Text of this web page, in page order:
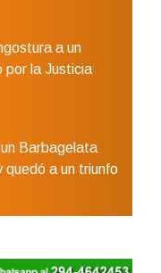
a un
por la Justicia
Barbagelata
quedó a un triunfo